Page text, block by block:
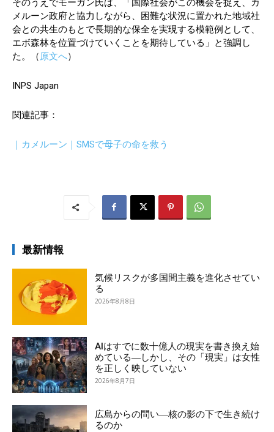
そのうえでモーガン氏は、「国際社会がこの機会を捉え、カ
メルーン政府と協力しながら、困難な状況に置かれた地域社
会との共生のもとで長期的な保全を実現する模範例として、
エボ森林を位置づけていくことを期待している」と強調し
た。（原文へ）
INPS Japan
関連記事：
｜カメルーン｜SMSで母子の命を救う
最新情報
気候リスクが多国間主義を進化させてい
る
2026年8月8日
AIはすでに数十億人の現実を書き換え始
めている―しかし、その「現実」は女性
を正しく映していない
2026年8月7日
広島からの問い―核の影の下で生き続け
るのか